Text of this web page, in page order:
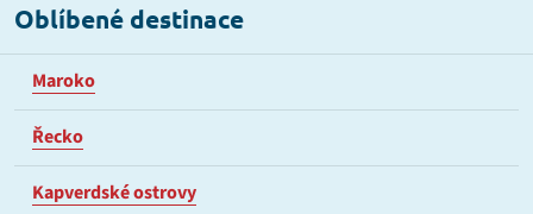
Oblíbené destinace
Maroko
Řecko
Kapverdské ostrovy